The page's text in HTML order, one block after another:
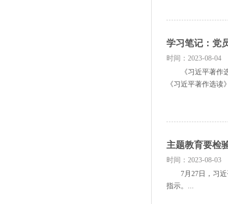
学习笔记：党
时间：2023-08-04
《习近平著作选
《习近平著作选
主题教育要检
时间：2023-08-03
7月27日，习近
指示。...